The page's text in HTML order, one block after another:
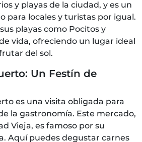
y playas de la ciudad, y es un
para locales y turistas por igual.
playas como Pocitos y
vida, ofreciendo un lugar ideal
del sol.
Un Festín de
es una visita obligada para
la gastronomía. Este mercado,
Vieja, es famoso por su
Aquí puedes degustar carnes